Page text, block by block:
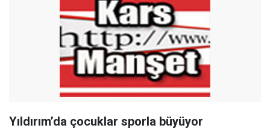
Yıldırım’da çocuklar sporla büyüyor